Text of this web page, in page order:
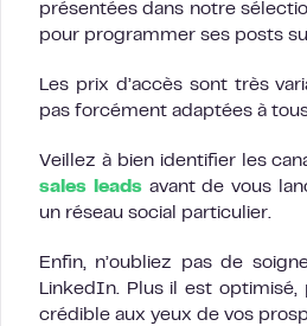
présentées dans notre
pour programmer ses posts
Les prix d’accès sont très
pas forcément adaptées à
Veillez à bien identifier les
sales leadsavant de vous
un réseau social particulier.
Enfin, n’oubliez pas de
LinkedIn. Plus il est optimisé,
crédible aux yeux de vos